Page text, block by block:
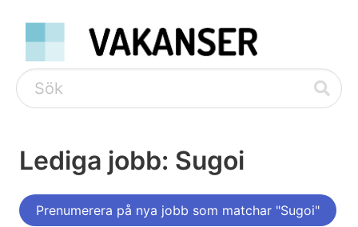
Lediga jobb: Sugoi
Prenumerera på nya jobb som matchar "Sugoi"